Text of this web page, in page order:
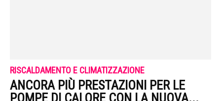
RISCALDAMENTO E CLIMATIZZAZIONE
ANCORA PIÙ PRESTAZIONI PER LE